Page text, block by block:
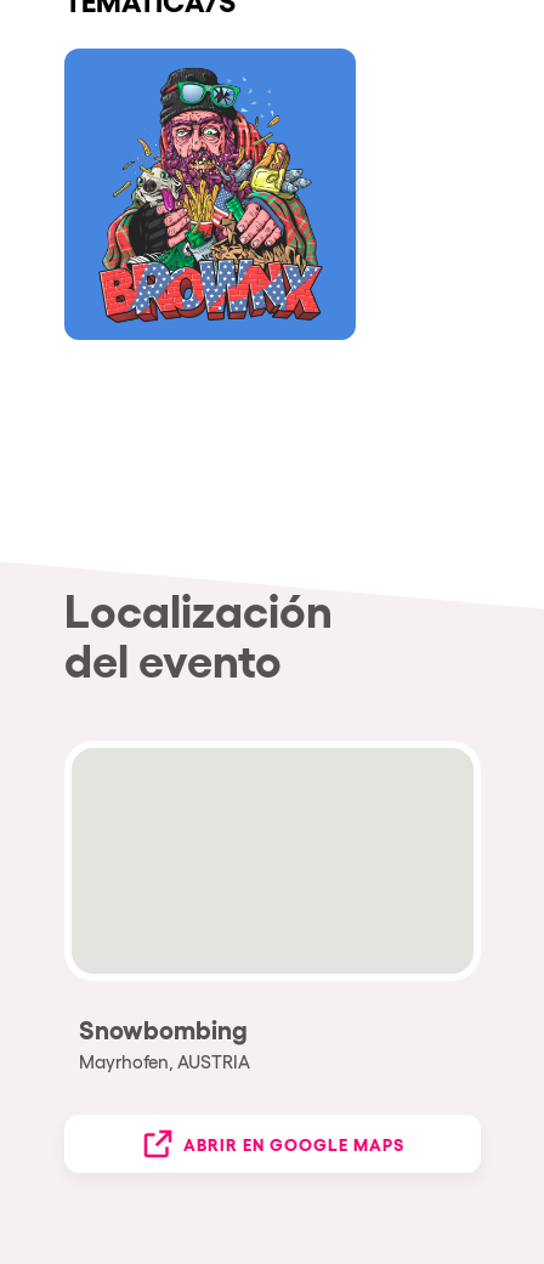
¿Quieres trabajar con nosotros?
elrow News
Síguenos en tiktok
Síguenos en facebook
Síguenos en instagram
Síguenos en twitter
Síguenos en linkedin
Síguenos en youtube
Política de Privacidad
Política de Cookies
Localización
del evento
Snowbombing
Mayrhofen, AUSTRIA
ABRIR EN GOOGLE MAPS